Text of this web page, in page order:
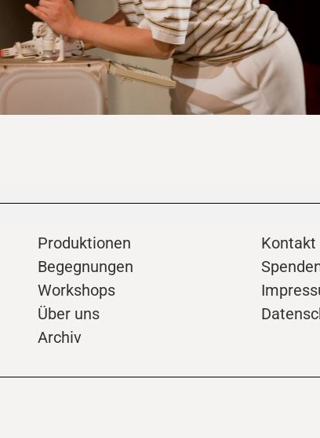
Produktionen
Begegnungen
Workshops
Über uns
Archiv
Kontakt